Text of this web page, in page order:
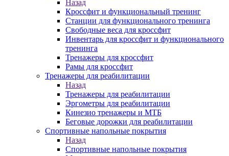
Назад
Кроссфит и функциональный тренинг
Станции для функционального тренинга
Свободные веса для кроссфит
Инвентарь для кроссфит и функционального
тренинга
Тренажеры для кроссфит
Рамы для кроссфит
Тренажеры для реабилитации
Назад
Тренажеры для реабилитации
Эргометры для реабилитации
Кинезио тренажеры и МТБ
Беговые дорожки для реабилитации
Спортивные напольные покрытия
Назад
Спортивные напольные покрытия